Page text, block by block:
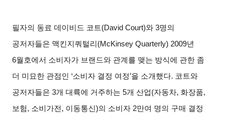
필자의 동료 데이비드 코트(David Court)와 3명의
공저자들은 맥킨지쿼털리(McKinsey Quarterly) 2009년
6월호에서 소비자가 브랜드와 관계를 맺는 방식에 관한 좀
더 미묘한 관점인 ‘소비자 결정 여정’을 소개했다. 코트와
공저자들은 3개 대륙에 거주하는 5개 산업(자동차, 화장품,
보험, 소비가전, 이동통신)의 소비자 2만여 명의 구매 결정